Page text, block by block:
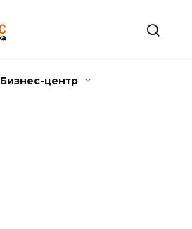
Бизнес-центр